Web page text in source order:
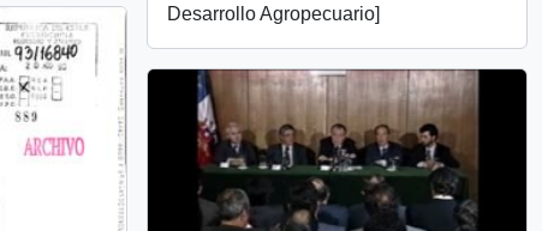
Desarrollo Agropecuario]